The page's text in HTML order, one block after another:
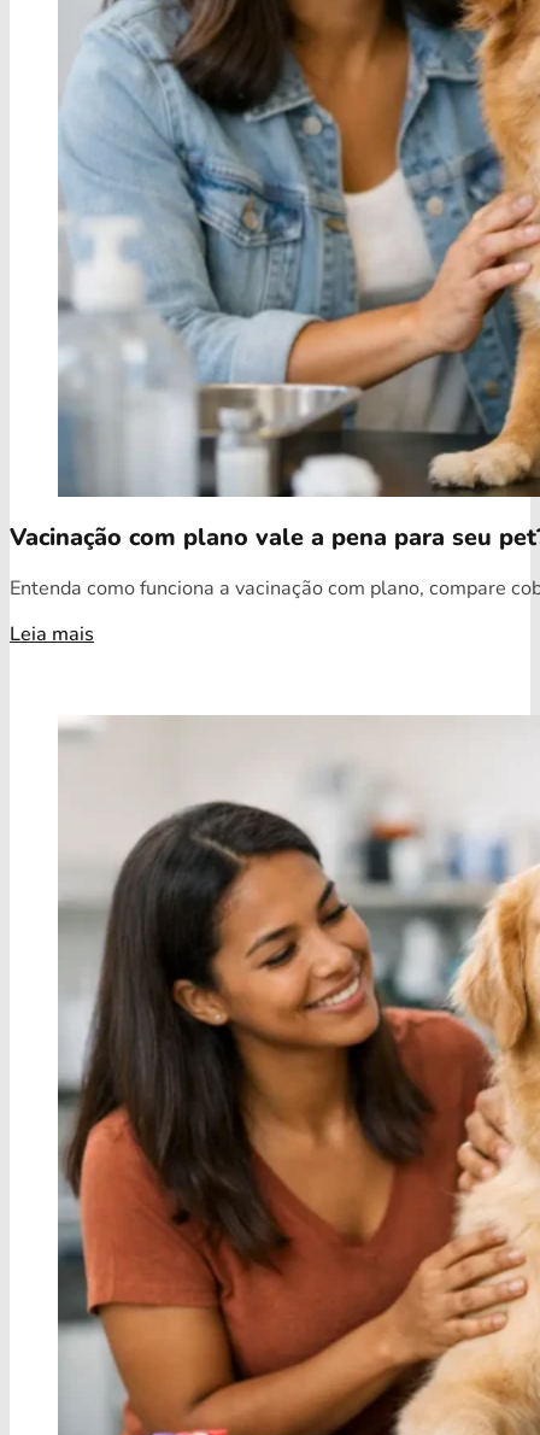
Vacinação com plano vale a pena para seu
Entenda como funciona a vacinação com plano, compare
Leia mais